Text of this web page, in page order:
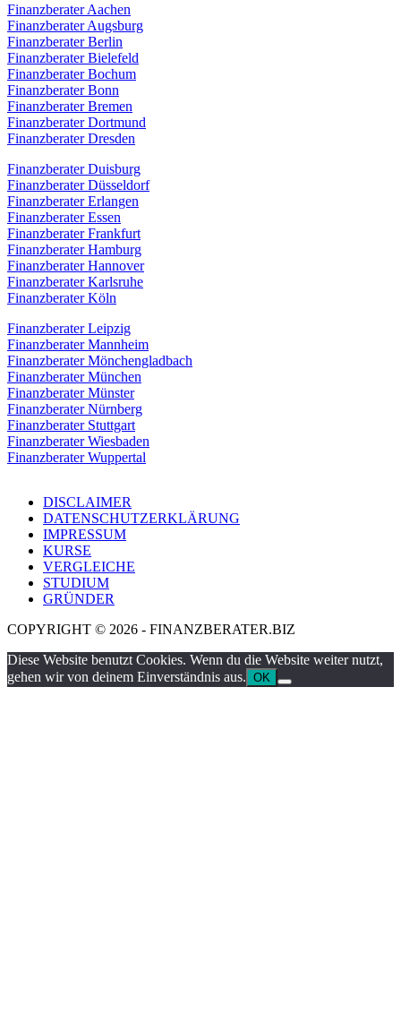
Finanzberater Aachen
Finanzberater Augsburg
Finanzberater Berlin
Finanzberater Bielefeld
Finanzberater Bochum
Finanzberater Bonn
Finanzberater Bremen
Finanzberater Dortmund
Finanzberater Dresden
Finanzberater Duisburg
Finanzberater Düsseldorf
Finanzberater Erlangen
Finanzberater Essen
Finanzberater Frankfurt
Finanzberater Hamburg
Finanzberater Hannover
Finanzberater Karlsruhe
Finanzberater Köln
Finanzberater Leipzig
Finanzberater Mannheim
Finanzberater Mönchengladbach
Finanzberater München
Finanzberater Münster
Finanzberater Nürnberg
Finanzberater Stuttgart
Finanzberater Wiesbaden
Finanzberater Wuppertal
DISCLAIMER
DATENSCHUTZERKLÄRUNG
IMPRESSUM
KURSE
VERGLEICHE
STUDIUM
GRÜNDER
COPYRIGHT © 2026 - FINANZBERATER.BIZ
Diese Website benutzt Cookies. Wenn du die Website weiter nutzt,
gehen wir von deinem Einverständnis aus. OK